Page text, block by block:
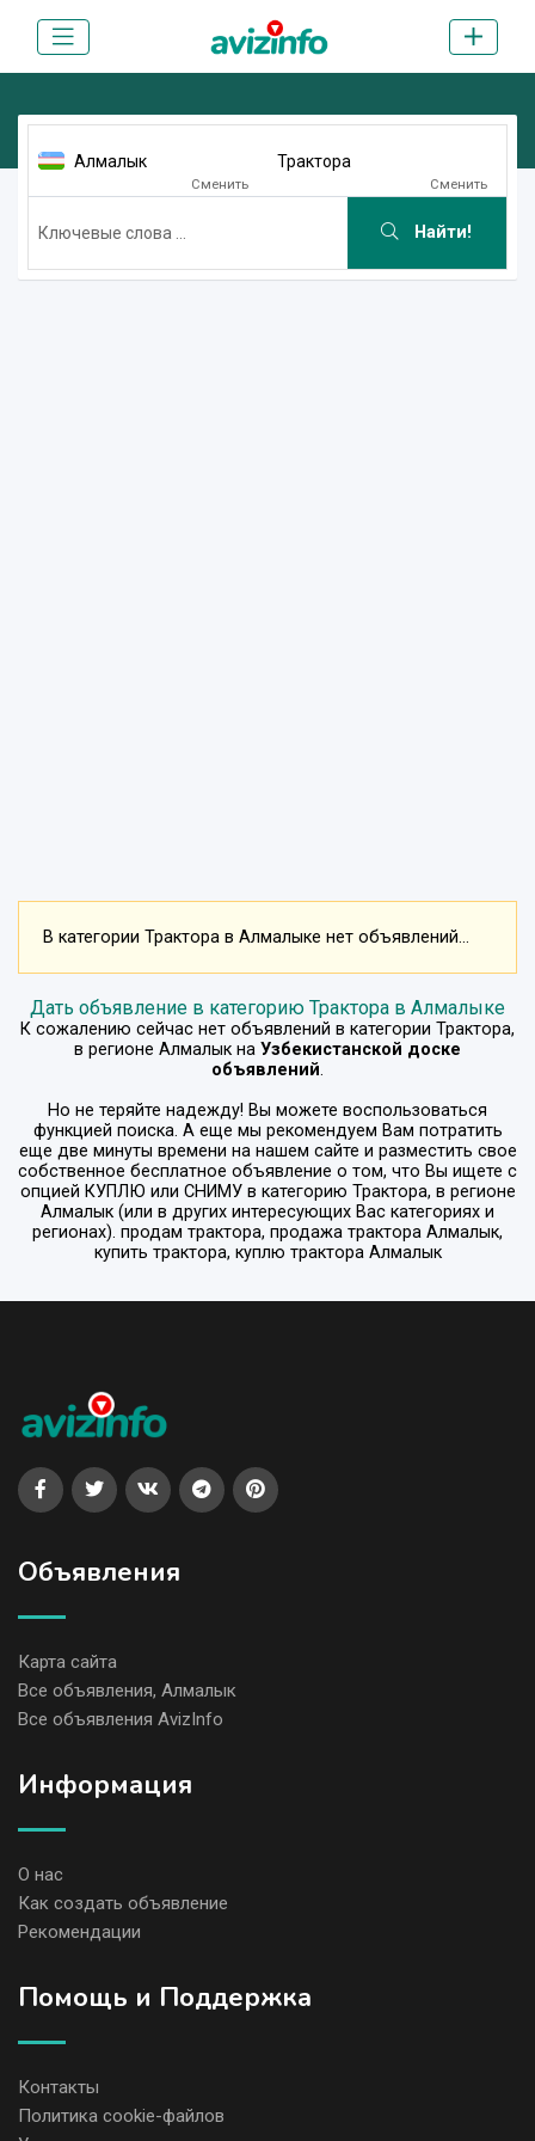
Алмалык
Сменить
Трактора
Сменить
Найти!
В категории Трактора в Алмалыке нет объявлений...
Дать объявление в категорию Трактора в Алмалыке
К сожалению сейчас нет объявлений в категории Трактора,
в регионе Алмалык на Узбекистанской доске
объявлений.
Но не теряйте надежду! Вы можете воспользоваться
функцией поиска. А еще мы рекомендуем Вам потратить
еще две минуты времени на нашем сайте и разместить свое
собственное бесплатное объявление о том, что Вы ищете с
опцией КУПЛЮ или СНИМУв категорию Трактора, в регионе
Алмалык (или в других интересующих Вас категориях и
регионах). продам трактора, продажа трактора Алмалык,
купить трактора, куплю трактора Алмалык
Объявления
Карта сайта
Все объявления, Алмалык
Все объявления AvizInfo
Информация
О нас
Как создать объявление
Рекомендации
Помощь и Поддержка
Контакты
Политика cookie-файлов